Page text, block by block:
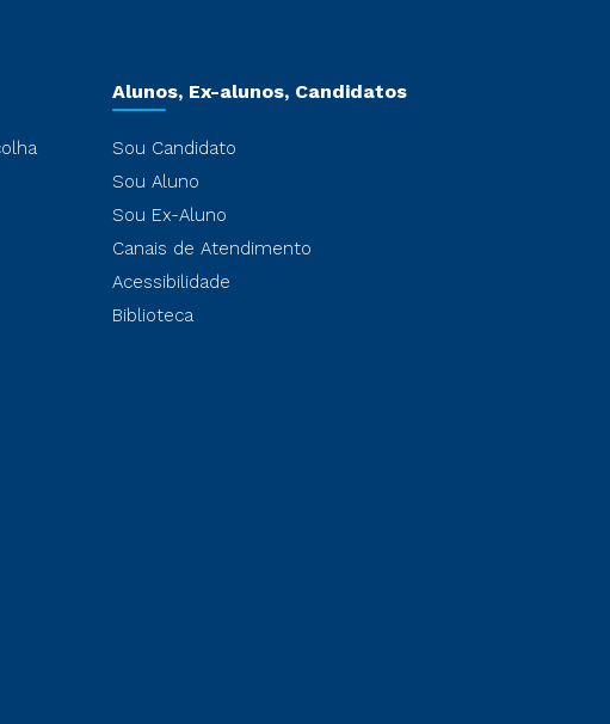
Alunos, Ex-alunos, Candidatos
Sou Candidato
Sou Aluno
Sou Ex-Aluno
Canais de Atendimento
Acessibilidade
Biblioteca